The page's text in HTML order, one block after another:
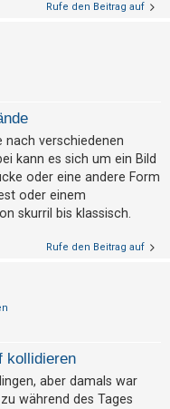
Rufe den Beitrag auf
nach verschiedenen
kann es sich um ein Bild
oder eine andere Form
oder einem
skurril bis klassisch.
Rufe den Beitrag auf
kollidieren
aber damals war
während des Tages